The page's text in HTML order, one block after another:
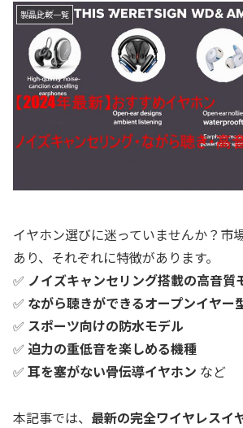
製品比較一覧
イヤホン選びに迷っていませんか？市
あり、それぞれに特徴があります。
✅ ノイズキャンセリング搭載の高音質
✅ ながら聴きができるオープンイヤー
✅ スポーツ向けの防水モデル
✅ 迫力の重低音を楽しめる機種
✅ 耳を塞がない骨伝導イヤホン など
本記事では、 最新の完全ワイヤレスイ